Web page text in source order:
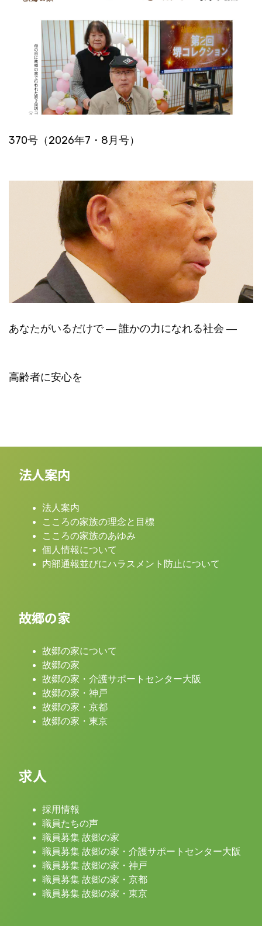
370号（2026年7・8月号）
あなたがいるだけで ― 誰かの力になれる社会 ―
高齢者に安心を
法人案内
法人案内
こころの家族の理念と目標
こころの家族のあゆみ
個人情報について
内部通報並びにハラスメント防止について
故郷の家
故郷の家について
故郷の家
故郷の家・介護サポートセンター大阪
故郷の家・神戸
故郷の家・京都
故郷の家・東京
求人
採用情報
職員たちの声
職員募集 故郷の家
職員募集 故郷の家・介護サポートセンター大阪
職員募集 故郷の家・神戸
職員募集 故郷の家・京都
職員募集 故郷の家・東京